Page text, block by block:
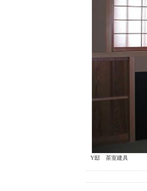
Y邸 茶室建具